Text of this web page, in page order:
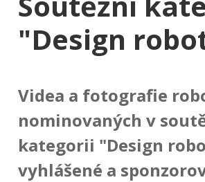
"Design
Videa a fotografie
nominovaných v
kategorii "Design
vyhlášené a